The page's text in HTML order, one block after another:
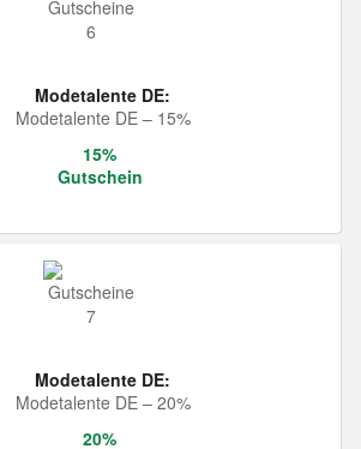
Modetalente DE:
Modetalente DE – 15%
15%
Gutschein
Modetalente DE:
Modetalente DE – 20%
20%